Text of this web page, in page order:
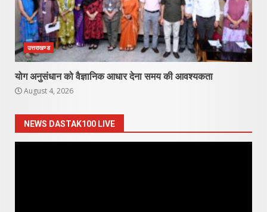
उत्तराखण्ड
योग अनुसंधान को वैज्ञानिक आधार देना समय की आवश्यकता
August 4, 2026
NEWS DASTAK100 LIVE